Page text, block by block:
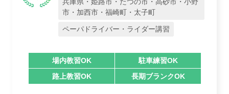
市・加西市・福崎町・太子町
ペーパドライバー・ライダー講習
場内教習OK
駐車練習OK
路上教習OK
長期ブランクOK